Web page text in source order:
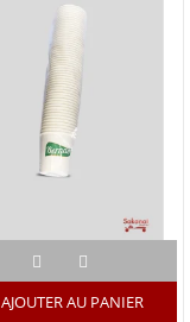
AJOUTER AU PANIER